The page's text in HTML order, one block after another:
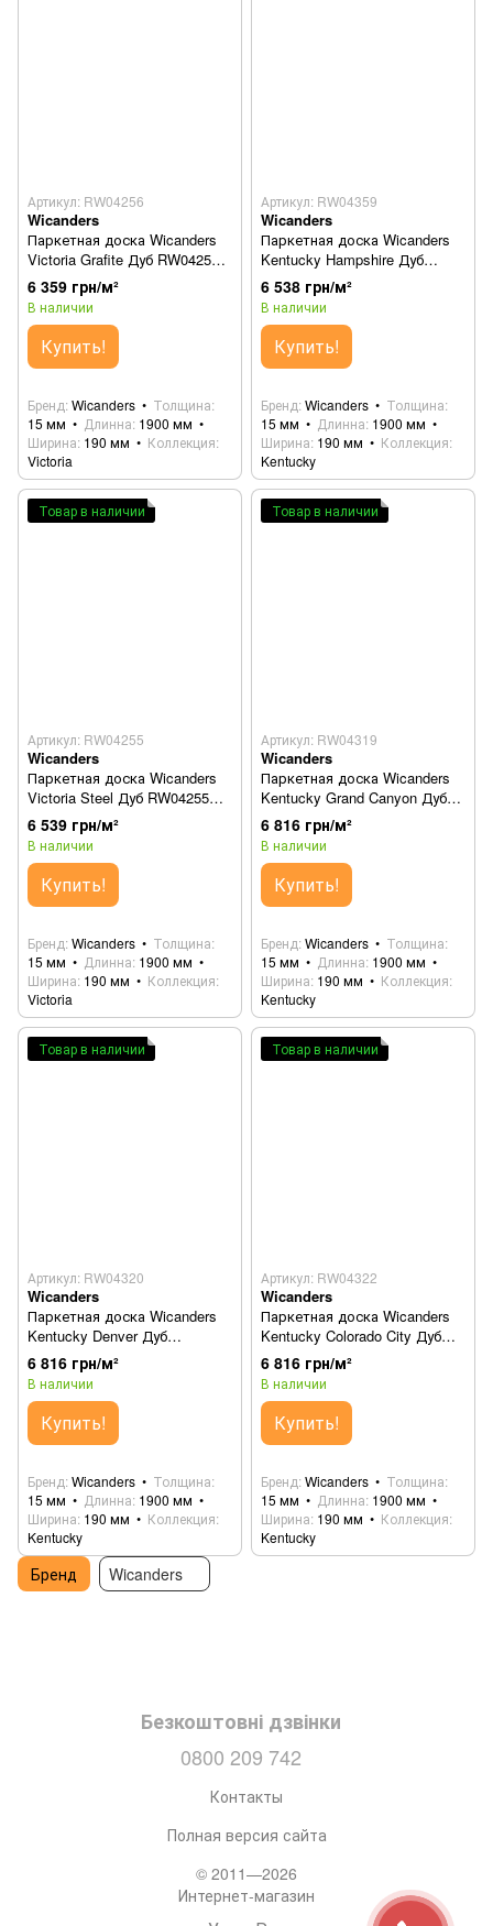
Артикул: RW04256
Wicanders
Паркетная доска Wicanders
Victoria Grafite Дуб RW04256
(82000147)
6 359 грн/м²
В наличии
Купить!
Бренд Wicanders
Толщина
15 мм
Длинна 1900 мм
Ширина 190 мм
Коллекция
Victoria
Артикул: RW04359
Wicanders
Паркетная доска Wicanders
Kentucky Hampshire Дуб
RW04359 (82000180)
6 538 грн/м²
В наличии
Купить!
Бренд Wicanders
Толщина
15 мм
Длинна 1900 мм
Ширина 190 мм
Коллекция
Kentucky
Товар в наличии
Артикул: RW04255
Wicanders
Паркетная доска Wicanders
Victoria Steel Дуб RW04255
(82000143)
6 539 грн/м²
В наличии
Купить!
Бренд Wicanders
Толщина
15 мм
Длинна 1900 мм
Ширина 190 мм
Коллекция
Victoria
Товар в наличии
Артикул: RW04319
Wicanders
Паркетная доска Wicanders
Kentucky Grand Canyon Дуб
RW04319
6 816 грн/м²
В наличии
Купить!
Бренд Wicanders
Толщина
15 мм
Длинна 1900 мм
Ширина 190 мм
Коллекция
Kentucky
Товар в наличии
Артикул: RW04320
Wicanders
Паркетная доска Wicanders
Kentucky Denver Дуб
RW04320 (82000165)
6 816 грн/м²
В наличии
Купить!
Бренд Wicanders
Толщина
15 мм
Длинна 1900 мм
Ширина 190 мм
Коллекция
Kentucky
Товар в наличии
Артикул: RW04322
Wicanders
Паркетная доска Wicanders
Kentucky Colorado City Дуб
RW04322 (82000170)
6 816 грн/м²
В наличии
Купить!
Бренд Wicanders
Толщина
15 мм
Длинна 1900 мм
Ширина 190 мм
Коллекция
Kentucky
Бренд Wicanders
Безкоштовні дзвінки
0800 209 742
Контакты
Полная версия сайта
© 2011—2026
Интернет-магазин